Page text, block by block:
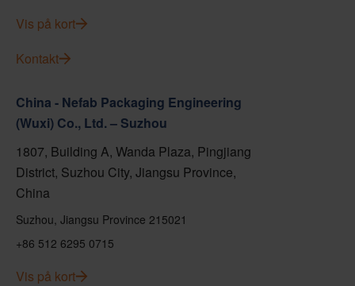
Vis på kort
Kontakt
China - Nefab Packaging Engineering
(Wuxi) Co., Ltd. – Suzhou
1807, Building A, Wanda Plaza, Pingjiang
District, Suzhou City, Jiangsu Province,
China
Suzhou, Jiangsu Province 215021
+86 512 6295 0715
Vis på kort